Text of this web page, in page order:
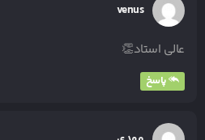
venus
عالی استاد👏
پاسخ